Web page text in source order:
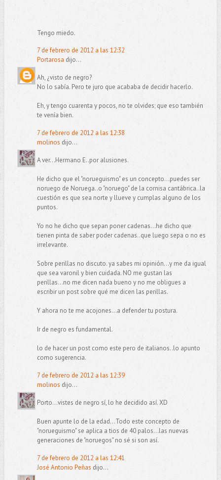
Tengo miedo.
7 de febrero de 2012 a las 12:32
Portarosa dijo...
Ah, ¿visto de negro?
No lo sabía. Pero te juro que acababa de decidir hacerlo.
Eh, y tengo cuarenta y pocos, no te olvides; que eso también
te venía bien.
7 de febrero de 2012 a las 12:38
molinos dijo...
A ver...Hermano E..por alusiones.
He dicho que el "norueguismo" es un concepto...puedes ser
noruego de Noruega..o "noruego" de la cornisa cantábrica..la
cuestión es que sea norte y llueve y cumplas alguno de los
puntos.
Yo no he dicho que sepan poner cadenas...he dicho que
tienen pinta de saber poder cadenas..que luego sepa o no es
irrelevante.
Sobre perillas no discuto. ya sabes mi opinión...y me da igual
que sea varonil y bien cuidada. NO me gustan las
perillas...no me dicen nada bueno y no me obligues a
escribir un post sobre qué me dicen las perillas.
Y ahora no te me acojones...a defender tu postura.
Ir de negro es fundamental.
lo de hacer un post como este pero de italianos..lo apunto
como sugerencia.
7 de febrero de 2012 a las 12:39
molinos dijo...
Porto...vistes de negro sí, lo he decidido así. XD
Buen apunte lo de la edad...Todo este concepto de
"norueguismo" se aplica a tios de 40 palos...las nuevas
generaciones de "noruegos" no sé si son así.
7 de febrero de 2012 a las 12:41
José Antonio Peñas dijo...